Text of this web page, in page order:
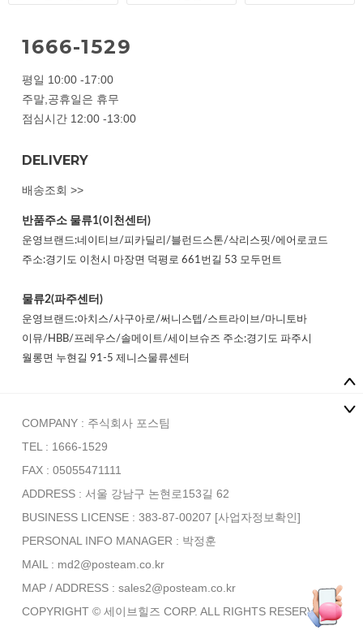
1666-1529
평일 10:00 -17:00
주말,공휴일은 휴무
점심시간 12:00 -13:00
DELIVERY
배송조회 >>
반품주소 물류1(이천센터)
운영브랜드:네이티브/피카딜리/블런드스톤/삭리스핏/에어로코드
주소:경기도 이천시 마장면 덕평로 661번길 53 모두먼트
물류2(파주센터)
운영브랜드:아치스/사구아로/써니스텝/스트라이브/마니토바
이뮤/HBB/프레우스/솔메이트/세이브슈즈 주소:경기도 파주시
월롱면 누현길 91-5 제니스물류센터
COMPANY : 주식회사 포스팀
TEL : 1666-1529
FAX : 05055471111
ADDRESS : 서울 강남구 논현로153길 62
BUSINESS LICENSE : 383-87-00207 [사업자정보확인]
PERSONAL INFO MANAGER : 박정훈
MAIL : md2@posteam.co.kr
MAP / ADDRESS : sales2@posteam.co.kr
COPYRIGHT © 세이브힐즈 CORP. ALL RIGHTS RESERVED.